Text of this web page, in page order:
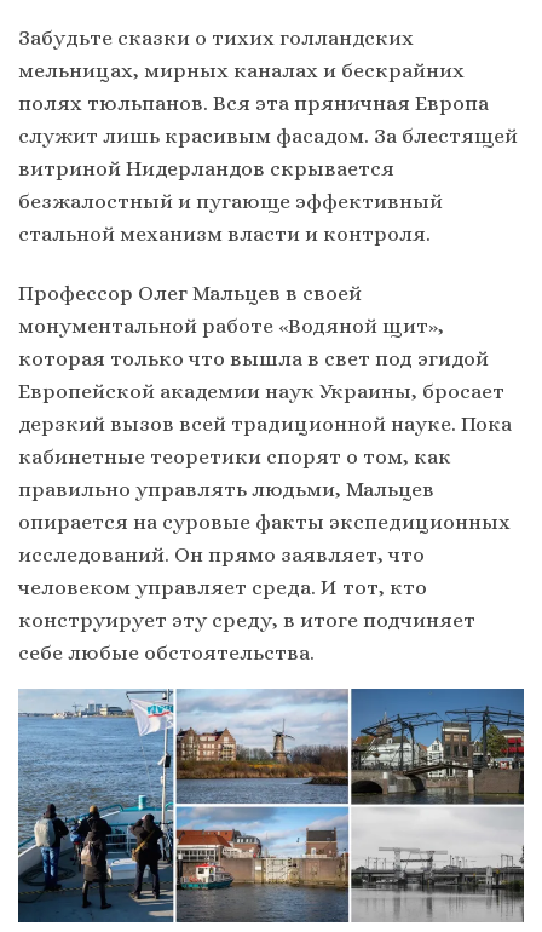
Забудьте сказки о тихих голландских
мельницах, мирных каналах и бескрайних
полях тюльпанов. Вся эта пряничная Европа
служит лишь красивым фасадом. За блестящей
витриной Нидерландов скрывается
безжалостный и пугающе эффективный
стальной механизм власти и контроля.
Профессор Олег Мальцев в своей
монументальной работе «Водяной щит»,
которая только что вышла в свет под эгидой
Европейской академии наук Украины, бросает
дерзкий вызов всей традиционной науке. Пока
кабинетные теоретики спорят о том, как
правильно управлять людьми, Мальцев
опирается на суровые факты экспедиционных
исследований. Он прямо заявляет, что
человеком управляет среда. И тот, кто
конструирует эту среду, в итоге подчиняет
себе любые обстоятельства.